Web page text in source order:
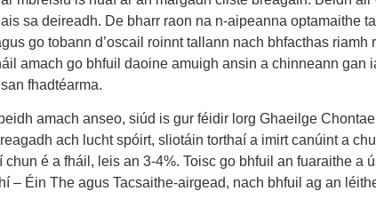
sa deireadh. De bharr raon na n-aipeanna optamaithe
go tobann d’oscail roinnt tallann nach bhfacthas riamh
amach go bhfuil daoine amuigh ansin a chinneann gan
fhadtéarma.
amach anseo, siúd is gur féidir lorg Ghaeilge
ach lucht spóirt, sliotáin torthaí a imirt canúint a
é a fháil, leis an 3-4%. Toisc go bhfuil an fuaraithe a
– Éin The agus Tacsaithe-airgead, nach bhfuil ag an